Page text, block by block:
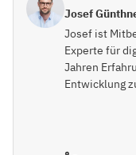
Josef
Josef ist
Experte für
Jahren
Entwicklung